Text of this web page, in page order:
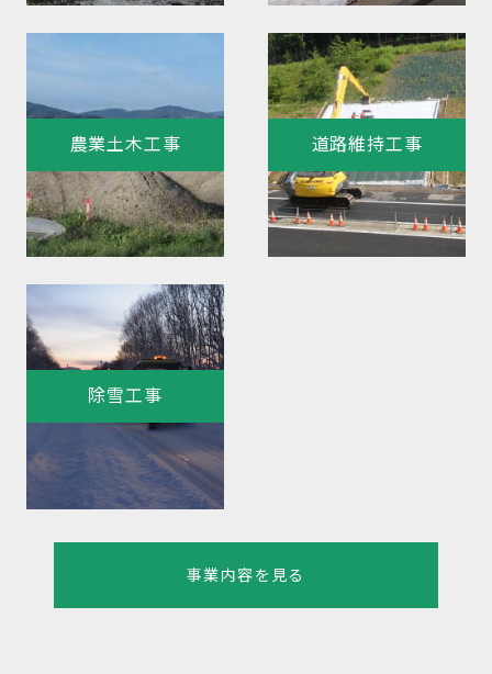
農業土木工事 道路維持工事
除雪工事
事業内容を見る